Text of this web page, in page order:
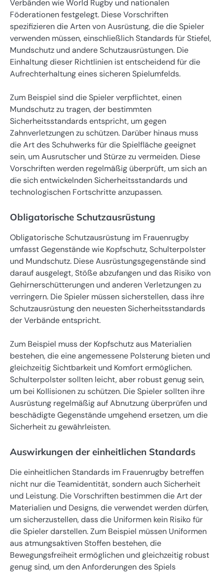
Verbänden wie World Rugby und nationalen
Föderationen festgelegt. Diese Vorschriften
spezifizieren die Arten von Ausrüstung, die die Spieler
verwenden müssen, einschließlich Standards für Stiefel,
Mundschutz und andere Schutzausrüstungen. Die
Einhaltung dieser Richtlinien ist entscheidend für die
Aufrechterhaltung eines sicheren Spielumfelds.
Zum Beispiel sind die Spieler verpflichtet, einen
Mundschutz zu tragen, der bestimmten
Sicherheitsstandards entspricht, um gegen
Zahnverletzungen zu schützen. Darüber hinaus muss
die Art des Schuhwerks für die Spielfläche geeignet
sein, um Ausrutscher und Stürze zu vermeiden. Diese
Vorschriften werden regelmäßig überprüft, um sich an
die sich entwickelnden Sicherheitsstandards und
technologischen Fortschritte anzupassen.
Obligatorische Schutzausrüstung
Obligatorische Schutzausrüstung im Frauenrugby
umfasst Gegenstände wie Kopfschutz, Schulterpolster
und Mundschutz. Diese Ausrüstungsgegenstände sind
darauf ausgelegt, Stöße abzufangen und das Risiko von
Gehirnerschütterungen und anderen Verletzungen zu
verringern. Die Spieler müssen sicherstellen, dass ihre
Schutzausrüstung den neuesten Sicherheitsstandards
der Verbände entspricht.
Zum Beispiel muss der Kopfschutz aus Materialien
bestehen, die eine angemessene Polsterung bieten und
gleichzeitig Sichtbarkeit und Komfort ermöglichen.
Schulterpolster sollten leicht, aber robust genug sein,
um bei Kollisionen zu schützen. Die Spieler sollten ihre
Ausrüstung regelmäßig auf Abnutzung überprüfen und
beschädigte Gegenstände umgehend ersetzen, um die
Sicherheit zu gewährleisten.
Auswirkungen der einheitlichen Standards
Die einheitlichen Standards im Frauenrugby betreffen
nicht nur die Teamidentität, sondern auch Sicherheit
und Leistung. Die Vorschriften bestimmen die Art der
Materialien und Designs, die verwendet werden dürfen,
um sicherzustellen, dass die Uniformen kein Risiko für
die Spieler darstellen. Zum Beispiel müssen Uniformen
aus atmungsaktiven Stoffen bestehen, die
Bewegungsfreiheit ermöglichen und gleichzeitig robust
genug sind, um den Anforderungen des Spiels